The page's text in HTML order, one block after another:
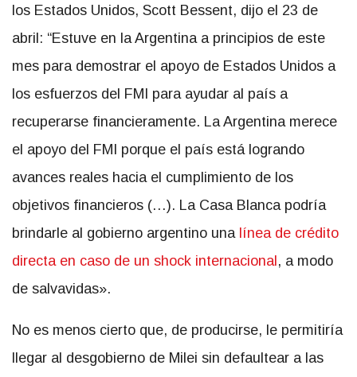
los Estados Unidos, Scott Bessent, dijo el 23 de
abril: “Estuve en la Argentina a principios de este
mes para demostrar el apoyo de Estados Unidos a
los esfuerzos del FMI para ayudar al país a
recuperarse financieramente. La Argentina merece
el apoyo del FMI porque el país está logrando
avances reales hacia el cumplimiento de los
objetivos financieros (…). La Casa Blanca podría
brindarle al gobierno argentino una línea de crédito
directa en caso de un shock internacional , a modo
de salvavidas».
No es menos cierto que, de producirse, le permitiría
llegar al desgobierno de Milei sin defaultear a las